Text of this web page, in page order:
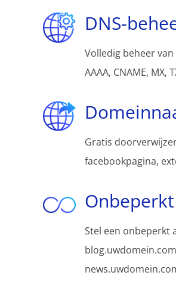
DNS-
Volledig beheer
AAAA, CNAME, MX,
Gratis
facebookpagina,
Stel een onbeperkt